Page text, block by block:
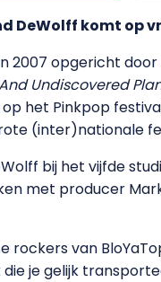
DeWolff komt op
2007 opgericht door
Undiscovered
het Pinkpop
(inter)nationale
bij het vijfde
met producer
rockers van
je gelijk